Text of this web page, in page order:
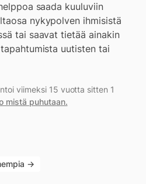
saada kuuluviin
nykypolven ihmisistä
tai saavat tietää ainakin
uutisten tai
viimeksi 15 vuotta sitten 1
mistä puhutaan.
→